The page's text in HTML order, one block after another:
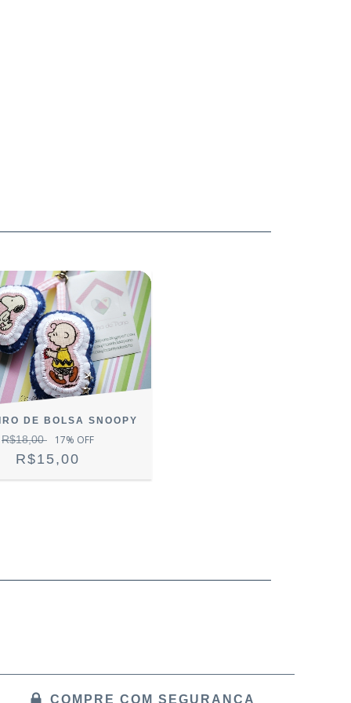
DE BOLSA SNOOPY
R$18,00 17% OFF
R$15,00
COMPRE COM SEGURANÇA